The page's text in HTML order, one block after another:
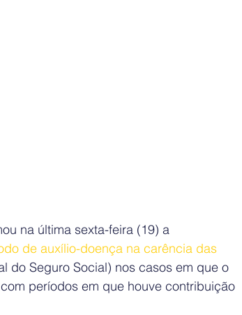
na última sexta-feira (19) a
de auxílio-doença na carência das
do Seguro Social) nos casos em que o
períodos em que houve contribuição